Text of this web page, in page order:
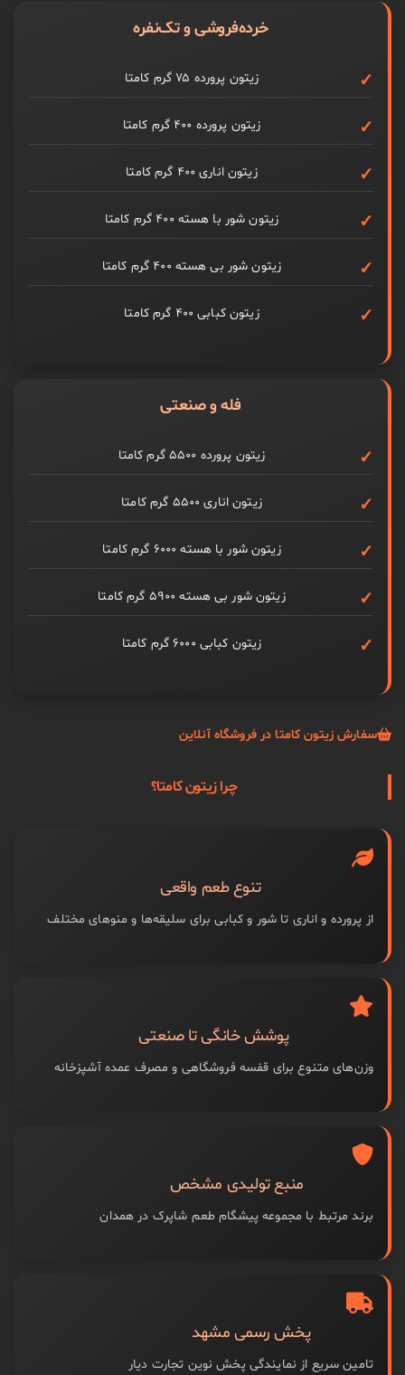
خرده‌فروشی و تک‌نفره
زیتون پرورده ۷۵ گرم کامتا
زیتون پرورده ۴۰۰ گرم کامتا
زیتون اناری ۴۰۰ گرم کامتا
زیتون شور با هسته ۴۰۰ گرم کامتا
زیتون شور بی هسته ۴۰۰ گرم کامتا
زیتون کبابی ۴۰۰ گرم کامتا
فله و صنعتی
زیتون پرورده ۵۵۰۰ گرم کامتا
زیتون اناری ۵۵۰۰ گرم کامتا
زیتون شور با هسته ۶۰۰۰ گرم کامتا
زیتون شور بی هسته ۵۹۰۰ گرم کامتا
زیتون کبابی ۶۰۰۰ گرم کامتا
سفارش زیتون کامتا در فروشگاه آنلاین
چرا زیتون کامتا؟
تنوع طعم واقعی
از پرورده و اناری تا شور و کبابی برای سلیقه‌ها و منوهای مختلف
پوشش خانگی تا صنعتی
وزن‌های متنوع برای قفسه فروشگاهی و مصرف عمده آشپزخانه
منبع تولیدی مشخص
برند مرتبط با مجموعه پیشگام طعم شاپرک در همدان
پخش رسمی مشهد
تامین سریع از نمایندگی پخش نوین تجارت دیار